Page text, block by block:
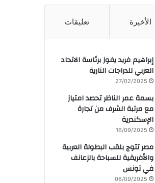
الأخيرة تعليقات
إبراهيم فريد يفوز برئاسة الاتحاد
العربي للدراجات النارية
27/02/2025
بسمة عمر الناظر تحصد امتياز
مع مرتبة الشرف من تجارة
الإسكندرية
16/09/2025
مصر تتوج بلقب البطولة العربية
والأفريقية للسباحة بالزعانف
في تونس
06/09/2025